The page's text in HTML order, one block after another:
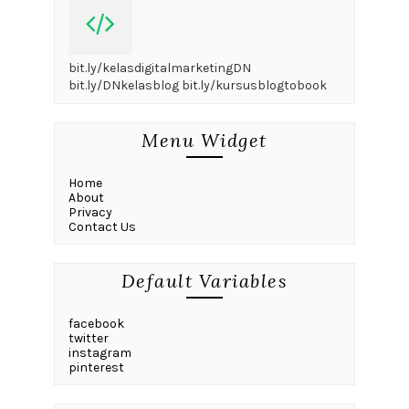
bit.ly/kelasdigitalmarketingDN
bit.ly/DNkelasblog bit.ly/kursusblogtobook
Menu Widget
Home
About
Privacy
Contact Us
Default Variables
facebook
twitter
instagram
pinterest